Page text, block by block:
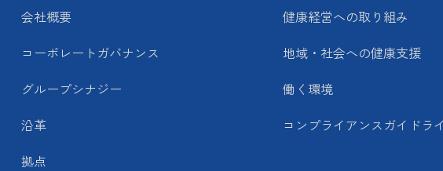
会社概要
コーポレートガバナンス
グループシナジー
沿革
拠点
健康経営への取り組み
地域・社会への健康支援
働く環境
コンプライアンスガイドラ